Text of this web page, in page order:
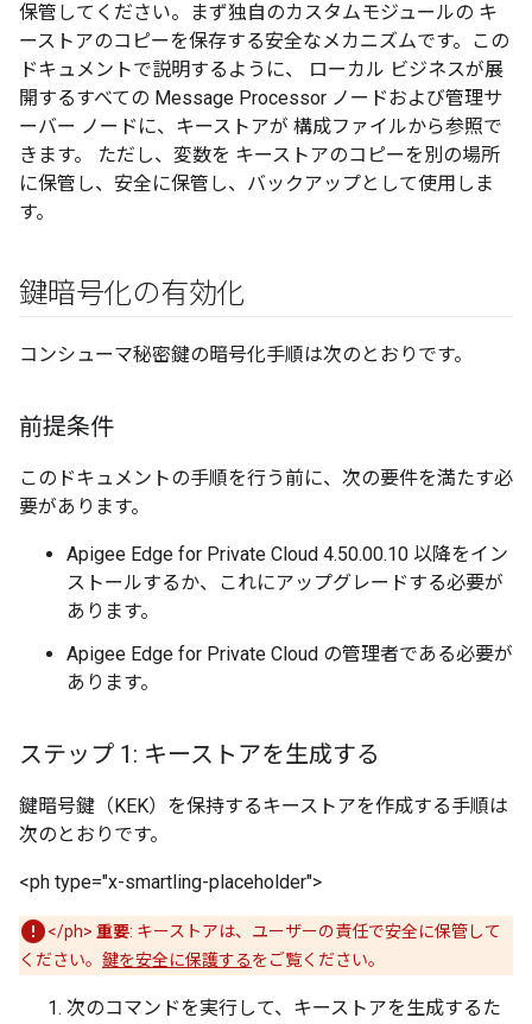
保管してください。まず独自のカスタムモジュールの キ
ーストアのコピーを保存する安全なメカニズムです。この
ドキュメントで説明するように、 ローカル ビジネスが展
開するすべての Message Processor ノードおよび管理サ
ーバー ノードに、キーストアが 構成ファイルから参照で
きます。 ただし、変数を キーストアのコピーを別の場所
に保管し、安全に保管し、バックアップとして使用しま
す。
鍵暗号化の有効化
コンシューマ秘密鍵の暗号化手順は次のとおりです。
前提条件
このドキュメントの手順を行う前に、次の要件を満たす必
要があります。
Apigee Edge for Private Cloud 4.50.00.10 以降をイン
ストールするか、これにアップグレードする必要が
あります。
Apigee Edge for Private Cloud の管理者である必要が
あります。
ステップ 1: キーストアを生成する
鍵暗号鍵（KEK）を保持するキーストアを作成する手順は
次のとおりです。
<ph type="x-smartling-placeholder">
</ph> 重要: キーストアは、ユーザーの責任で安全に保管して
ください。 鍵を安全に保護するをご覧ください。
次のコマンドを実行して、キーストアを生成するた